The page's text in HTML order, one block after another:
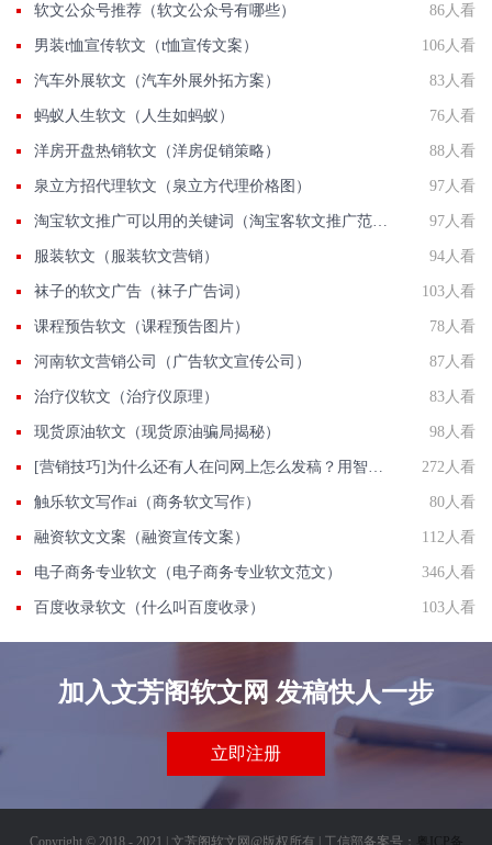
软文公众号推荐（软文公众号有哪些） 86人看
男装t恤宣传软文（t恤宣传文案） 106人看
汽车外展软文（汽车外展外拓方案） 83人看
蚂蚁人生软文（人生如蚂蚁） 76人看
洋房开盘热销软文（洋房促销策略） 88人看
泉立方招代理软文（泉立方代理价格图） 97人看
97人看
服装软文（服装软文营销） 94人看
袜子的软文广告（袜子广告词） 103人看
课程预告软文（课程预告图片） 78人看
河南软文营销公司（广告软文宣传公司） 87人看
治疗仪软文（治疗仪原理） 83人看
现货原油软文（现货原油骗局揭秘） 98人看
272人看
触乐软文写作ai（商务软文写作） 80人看
融资软文文案（融资宣传文案） 112人看
电子商务专业软文（电子商务专业软文范文） 346人看
百度收录软文（什么叫百度收录） 103人看
加入文芳阁软文网 发稿快人一步
立即注册
Copyright © 2018 - 2021 | 文芳阁软文网@版权所有 | 工信部备案号： 粤ICP备